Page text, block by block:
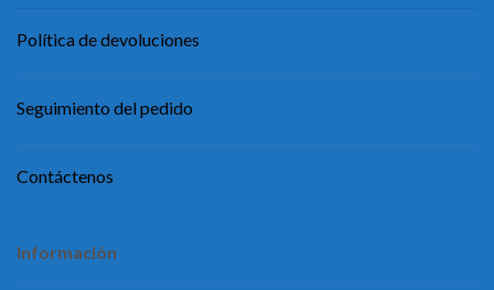
Política de devoluciones
Seguimiento del pedido
Contáctenos
Información